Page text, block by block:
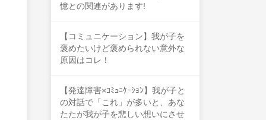
憶との関連があります!
【コミュニケーション】我が子を
褒めたいけど褒められない意外な
原因はコレ！
【発達障害×ｺﾐｭﾆｹｰｼｮﾝ】我が子と
の対話で「これ」が多いと、あな
たたが我が子を悲しい想いにさせ